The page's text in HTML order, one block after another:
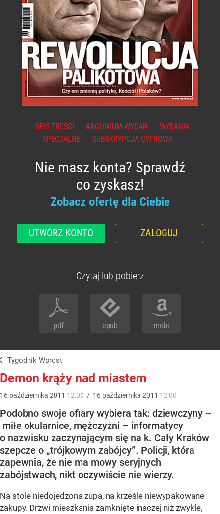
SPIS TREŚCI ARCHIWUM WYDAŃ
WYDANIA
SPECJALNE
SUBSKRYPCJA CYFROWA
Nie masz konta? Sprawdź
co zyskasz!
Zobacz ofertę dla Ciebie
UTWÓRZ KONTO ZALOGUJ
Czytaj lub pobierz
pdf epub mobi
Tygodnik Wprost
Demon krąży nad miastem
16 października 2011 12:00 / 16 października 2011 12:00
Podobno swoje ofiary wybiera tak: dziewczyny –
miłe okularnice, mężczyźni – informatycy
o nazwisku zaczynającym się na k. Cały Kraków
szepcze o „trójkowym zabójcy”. Policji, która
zapewnia, że nie ma mowy seryjnych
zabójstwach, nikt oczywiście nie wierzy.
Na stole niedojedzona zupa, na krześle niewypakowane
zakupy. Drzwi mieszkania zamknięte inaczej niż zwykle,